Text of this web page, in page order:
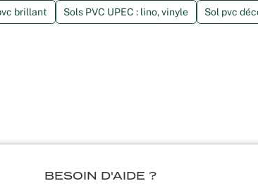
brillant Sols PVC UPEC : lino, vinyle Sol pvc
BESOIN D'AIDE ?